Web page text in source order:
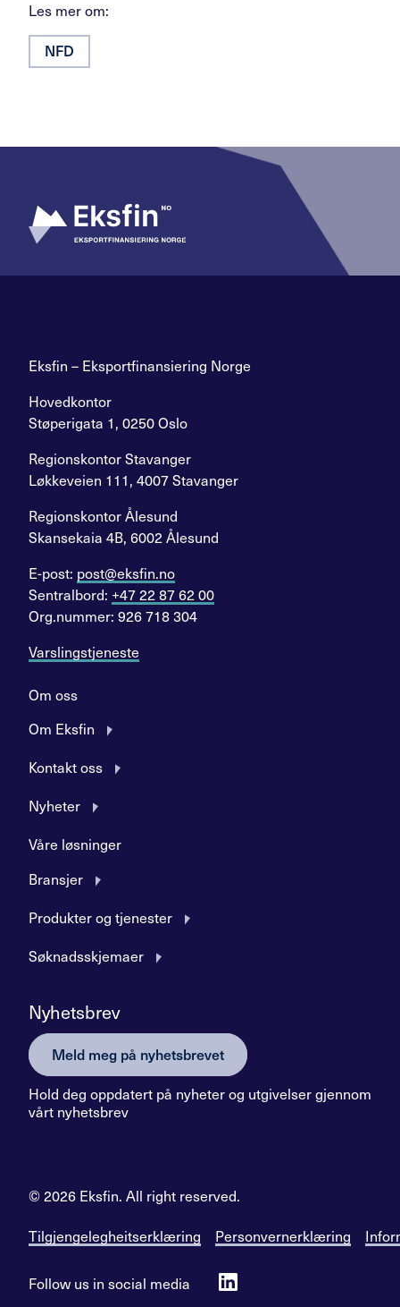
Les mer om:
NFD
Eksfin – Eksportfinansiering Norge
Hovedkontor
Støperigata 1, 0250 Oslo
Regionskontor Stavanger
Løkkeveien 111, 4007 Stavanger
Regionskontor Ålesund
Skansekaia 4B, 6002 Ålesund
E-post: post@eksfin.no
Sentralbord: +47 22 87 62 00
Org.nummer: 926 718 304
Varslingstjeneste
Om oss
Om Eksfin
Kontakt oss
Nyheter
Våre løsninger
Bransjer
Produkter og tjenester
Søknadsskjemaer
Nyhetsbrev
Meld meg på nyhetsbrevet
Hold deg oppdatert på nyheter og utgivelser gjennom
vårt nyhetsbrev
© 2026 Eksfin. All right reserved.
Tilgjengelegheitserklæring
Personvernerklæring
Follow us in social media